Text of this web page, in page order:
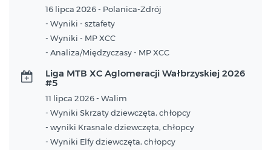
16 lipca 2026 - Polanica-Zdrój
- Wyniki - sztafety
- Wyniki - MP XCC
- Analiza/Międzyczasy - MP XCC
Liga MTB XC Aglomeracji Wałbrzyskiej 2026
#5
11 lipca 2026 - Walim
- Wyniki Skrzaty dziewczęta, chłopcy
- wyniki Krasnale dziewczęta, chłopcy
- Wyniki Elfy dziewczęta, chłopcy